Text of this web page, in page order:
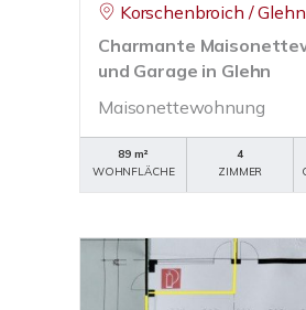
Korschenbroich / Glehn
Charmante
und Garage in Glehn
Maisonettewohnung
89 m²
WOHNFLÄCHE
4
ZIMMER